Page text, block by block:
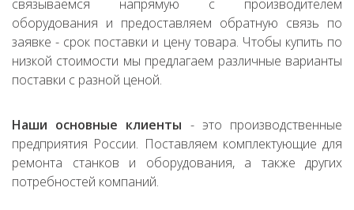
связываемся напрямую с производителем
оборудования и предоставляем обратную связь по
заявке - срок поставки и цену товара. Чтобы купить по
низкой стоимости мы предлагаем различные варианты
поставки с разной ценой.
Наши основные клиенты - это производственные
предприятия России. Поставляем комплектующие для
ремонта станков и оборудования, а также других
потребностей компаний.